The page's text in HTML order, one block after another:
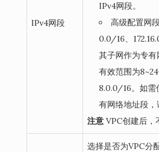
IPv4网段
IPv4网段。
高级配置网
0.0/16、
其子网作为专
有效范围为
8.0.0/16。如需
有网络地址段，
注意 VPC创建后，
选择是否为VPC分